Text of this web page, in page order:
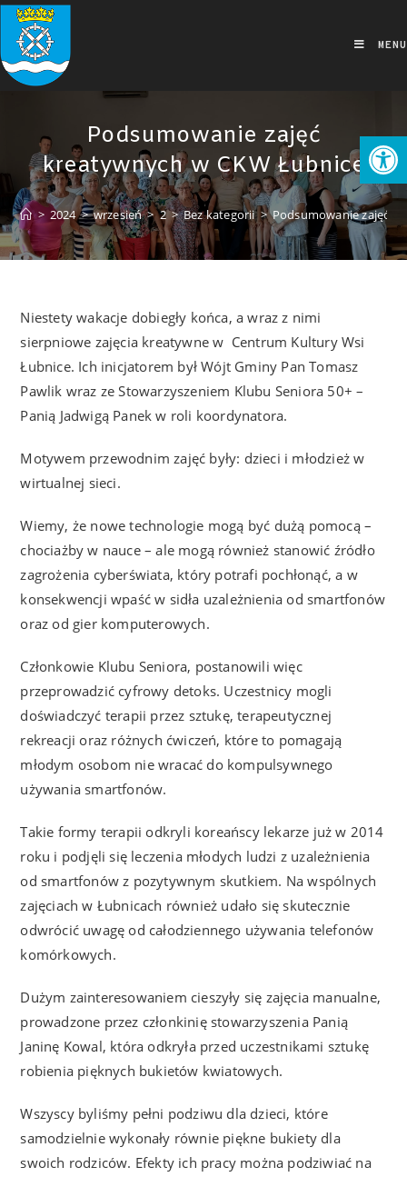
MENU
Podsumowanie zajęć
kreatywnych w CKW Łubnice
> 2024 > wrzesień > 2 > Bez kategorii > Podsumowanie zajęć
Niestety wakacje dobiegły końca, a wraz z nimi
sierpniowe zajęcia kreatywne w Centrum Kultury Wsi
Łubnice. Ich inicjatorem był Wójt Gminy Pan Tomasz
Pawlik wraz ze Stowarzyszeniem Klubu Seniora 50+ –
Panią Jadwigą Panek w roli koordynatora.
Motywem przewodnim zajęć były: dzieci i młodzież w
wirtualnej sieci.
Wiemy, że nowe technologie mogą być dużą pomocą –
chociażby w nauce – ale mogą również stanowić źródło
zagrożenia cyberświata, który potrafi pochłonąć, a w
konsekwencji wpaść w sidła uzależnienia od smartfonów
oraz od gier komputerowych.
Członkowie Klubu Seniora, postanowili więc
przeprowadzić cyfrowy detoks. Uczestnicy mogli
doświadczyć terapii przez sztukę, terapeutycznej
rekreacji oraz różnych ćwiczeń, które to pomagają
młodym osobom nie wracać do kompulsywnego
używania smartfonów.
Takie formy terapii odkryli koreańscy lekarze już w 2014
roku i podjęli się leczenia młodych ludzi z uzależnienia
od smartfonów z pozytywnym skutkiem. Na wspólnych
zajęciach w Łubnicach również udało się skutecznie
odwrócić uwagę od całodziennego używania telefonów
komórkowych.
Dużym zainteresowaniem cieszyły się zajęcia manualne,
prowadzone przez członkinię stowarzyszenia Panią
Janinę Kowal, która odkryła przed uczestnikami sztukę
robienia pięknych bukietów kwiatowych.
Wszyscy byliśmy pełni podziwu dla dzieci, które
samodzielnie wykonały równie piękne bukiety dla
swoich rodziców. Efekty ich pracy można podziwiać na